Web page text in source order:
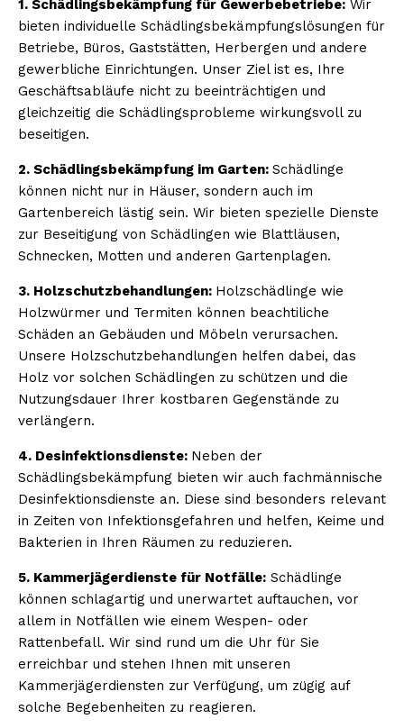
1. Schädlingsbekämpfung für Gewerbebetriebe: Wir
bieten individuelle Schädlingsbekämpfungslösungen für
Betriebe, Büros, Gaststätten, Herbergen und andere
gewerbliche Einrichtungen. Unser Ziel ist es, Ihre
Geschäftsabläufe nicht zu beeinträchtigen und
gleichzeitig die Schädlingsprobleme wirkungsvoll zu
beseitigen.
2. Schädlingsbekämpfung im Garten: Schädlinge
können nicht nur in Häuser, sondern auch im
Gartenbereich lästig sein. Wir bieten spezielle Dienste
zur Beseitigung von Schädlingen wie Blattläusen,
Schnecken, Motten und anderen Gartenplagen.
3. Holzschutzbehandlungen: Holzschädlinge wie
Holzwürmer und Termiten können beachtiliche
Schäden an Gebäuden und Möbeln verursachen.
Unsere Holzschutzbehandlungen helfen dabei, das
Holz vor solchen Schädlingen zu schützen und die
Nutzungsdauer Ihrer kostbaren Gegenstände zu
verlängern.
4. Desinfektionsdienste: Neben der
Schädlingsbekämpfung bieten wir auch fachmännische
Desinfektionsdienste an. Diese sind besonders relevant
in Zeiten von Infektionsgefahren und helfen, Keime und
Bakterien in Ihren Räumen zu reduzieren.
5. Kammerjägerdienste für Notfälle: Schädlinge
können schlagartig und unerwartet auftauchen, vor
allem in Notfällen wie einem Wespen- oder
Rattenbefall. Wir sind rund um die Uhr für Sie
erreichbar und stehen Ihnen mit unseren
Kammerjägerdiensten zur Verfügung, um zügig auf
solche Begebenheiten zu reagieren.